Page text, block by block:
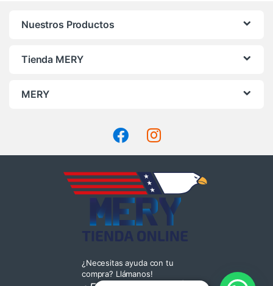
Nuestros Productos
Tienda MERY
MERY
¿Necesitas ayuda con tu
compra? Llámanos!